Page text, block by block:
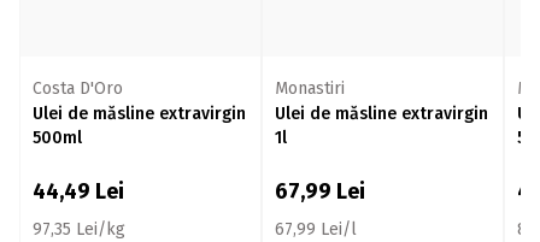
Costa D'Oro
Ulei de măsline extravirgin
500ml
44,49 Lei
97,35 Lei/kg
Monastiri
Ulei de măsline extravirgin
1l
67,99 Lei
67,99 Lei/l